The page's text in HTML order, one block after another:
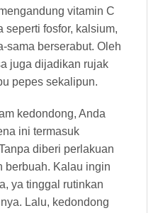
vitamin C
seperti fosfor, kalsium,
sama berserabut. Oleh
juga dijadikan rujak
pepes sekalipun.
kedondong, Anda
ini termasuk
diberi perlakuan
berbuah. Kalau ingin
ya tinggal rutinkan
Lalu, kedondong